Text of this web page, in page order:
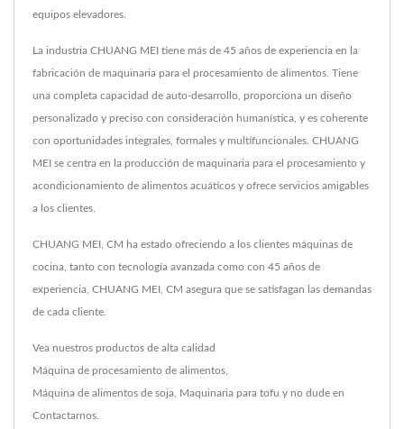
equipos elevadores.
La industria CHUANG MEI tiene más de 45 años de experiencia en la
fabricación de maquinaria para el procesamiento de alimentos. Tiene
una completa capacidad de auto-desarrollo, proporciona un diseño
personalizado y preciso con consideración humanística, y es coherente
con oportunidades integrales, formales y multifuncionales. CHUANG
MEI se centra en la producción de maquinaria para el procesamiento y
acondicionamiento de alimentos acuáticos y ofrece servicios amigables
a los clientes.
CHUANG MEI, CM ha estado ofreciendo a los clientes máquinas de
cocina, tanto con tecnología avanzada como con 45 años de
experiencia, CHUANG MEI, CM asegura que se satisfagan las demandas
de cada cliente.
Vea nuestros productos de alta calidad
Máquina de procesamiento de alimentos
Máquina de alimentos de soja Maquinaria para tofu y no dude en
Contactarnos